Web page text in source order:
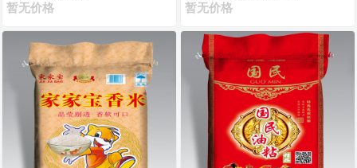
暂无价格
暂无价格